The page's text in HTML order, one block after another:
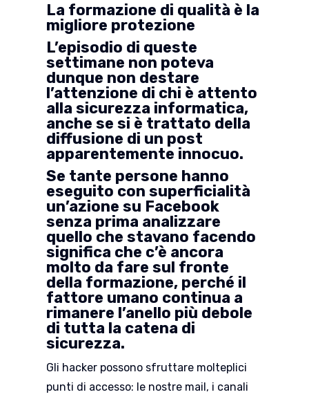
La formazione di qualità è la
migliore protezione
L’episodio di queste
settimane non poteva
dunque non destare
l’attenzione di chi è attento
alla sicurezza informatica,
anche se si è trattato della
diffusione di un post
apparentemente innocuo.
Se tante persone hanno
eseguito con superficialità
un’azione su Facebook
senza prima analizzare
quello che stavano facendo
significa che c’è ancora
molto da fare sul fronte
della formazione, perché il
fattore umano continua a
rimanere l’anello più debole
di tutta la catena di
sicurezza.
Gli hacker possono sfruttare molteplici
punti di accesso: le nostre mail, i canali